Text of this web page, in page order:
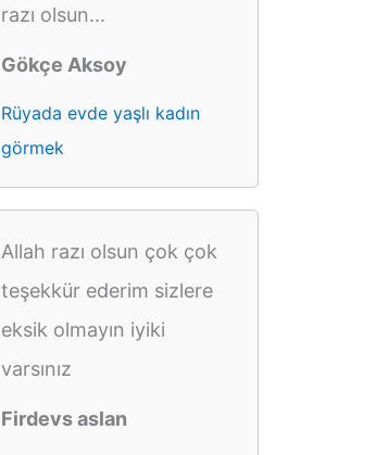
razı olsun...
Gökçe Aksoy
Rüyada evde yaşlı kadın
görmek
Allah razı olsun çok çok
teşekkür ederim sizlere
eksik olmayın iyiki
varsınız
Firdevs aslan